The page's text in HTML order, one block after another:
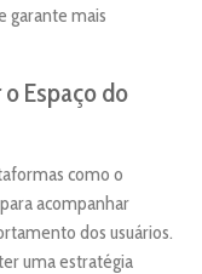
garante mais
Espaço do
como o
acompanhar
dos usuários.
uma estratégia